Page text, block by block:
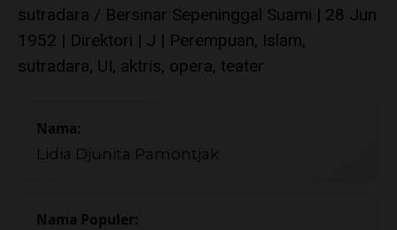
sutradara / Bersinar Sepeninggal Suami | 28 Jun
1952 | Direktori | J | Perempuan, Islam,
sutradara, UI, aktris, opera, teater
Nama:
Lidia Djunita Pamontjak
Nama Populer: